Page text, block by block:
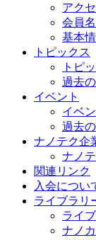
アク
会員
基本
トピックス
トピ
過去
イベント
イベ
過去
ナノテク企
ナノ
関連リンク
入会につい
ライブラリ
ライ
ナノ